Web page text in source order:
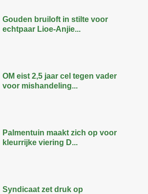
Gouden bruiloft in stilte voor
echtpaar Lioe-Anjie...
OM eist 2,5 jaar cel tegen vader
voor mishandeling...
Palmentuin maakt zich op voor
kleurrijke viering D...
Syndicaat zet druk op